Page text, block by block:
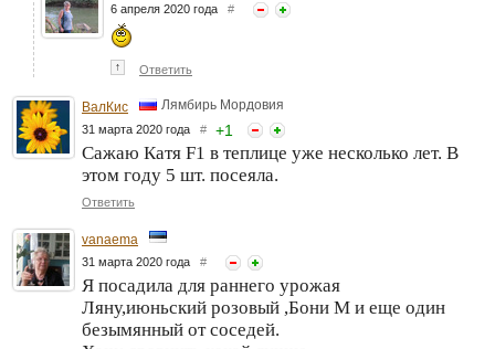
6 апреля 2020 года #
↑ Ответить
ВалКис Лямбирь Мордовия
31 марта 2020 года # +1
Сажаю Катя F1 в теплице уже несколько лет. В
этом году 5 шт. посеяла.
Ответить
vanaema
31 марта 2020 года #
Я посадила для раннего урожая
Ляну,июньский розовый ,Бони М и еще один
безымянный от соседей.